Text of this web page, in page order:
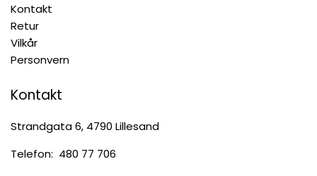
Kontakt
Retur
Vilkår
Personvern
Kontakt
Strandgata 6, 4790 Lillesand
Telefon: 480 77 706